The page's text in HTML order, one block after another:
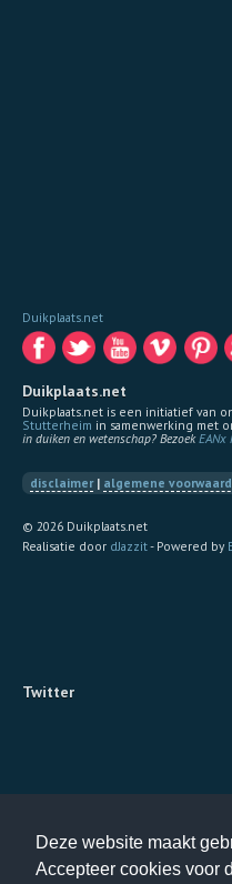
Deze website maakt
Accepteer cookies voor
Duikplaats.net
Duikplaats.net
Duikplaats.net is een initiatief van
Stutterheim in samenwerking met
in duiken en wetenschap? BezoekEANx
disclaimer| algemene
© 2026 Duikplaats.net
Realisatie door dJazzit- Powered by
Twitter